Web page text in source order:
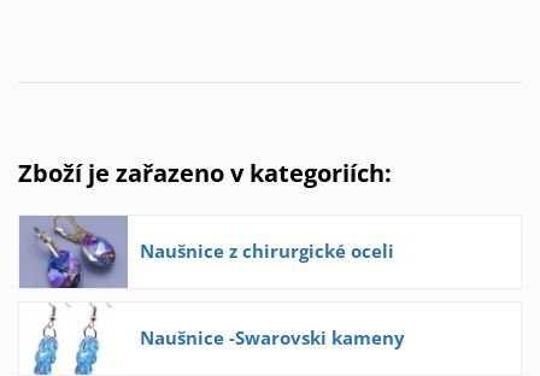
Zboží je zařazeno v kategoriích:
Naušnice z chirurgické oceli
Naušnice -Swarovski kameny